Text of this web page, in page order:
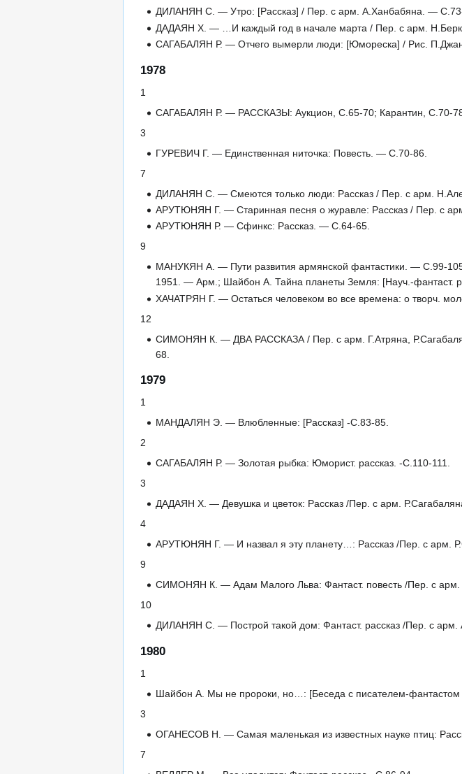
ДИЛАНЯН С. — Утро: [Рассказ] / Пер. с арм. А.Ханбабяна. —
ДАДАЯН Х. — …И каждый год в начале марта / Пер. с арм.
САГАБАЛЯН Р. — Отчего вымерли люди: [Юмореска] / Рис.
1978
1
САГАБАЛЯН Р. — РАССКАЗЫ: Аукцион, С.65-70; Карантин, С.70-
3
ГУРЕВИЧ Г. — Единственная ниточка: Повесть. — С.70-86.
7
ДИЛАНЯН С. — Смеются только люди: Рассказ / Пер. с арм.
АРУТЮНЯН Г. — Старинная песня о журавле: Рассказ / Пер. с
АРУТЮНЯН Р. — Сфинкс: Рассказ. — С.64-65.
9
МАНУКЯН А. — Пути развития армянской фантастики. — С.99-
1951. — Арм.; Шайбон А. Тайна планеты Земля: [Науч.-
ХАЧАТРЯН Г. — Остаться человеком во все времена: о творч.
12
СИМОНЯН К. — ДВА РАССКАЗА / Пер. с арм. Г.Атряна,
68.
1979
1
МАНДАЛЯН Э. — Влюбленные: [Рассказ] -С.83-85.
2
САГАБАЛЯН Р. — Золотая рыбка: Юморист. рассказ. -С.110-111.
3
ДАДАЯН Х. — Девушка и цветок: Рассказ /Пер. с арм.
4
АРУТЮНЯН Г. — И назвал я эту планету…: Рассказ /Пер. с арм.
9
СИМОНЯН К. — Адам Малого Льва: Фантаст. повесть /Пер. с арм.
10
ДИЛАНЯН С. — Построй такой дом: Фантаст. рассказ /Пер. с арм.
1980
1
Шайбон А. Мы не пророки, но…: [Беседа с писателем-
3
ОГАНЕСОВ Н. — Самая маленькая из известных науке птиц:
7